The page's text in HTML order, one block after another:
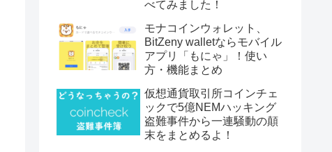
べてみました！
モナコインウォレット、
BitZeny walletならモバイル
アプリ「もにゃ」！使い
方・機能まとめ
仮想通貨取引所コインチェ
ックで5億NEMハッキング
盗難事件から一連騒動の顛
末をまとめるよ！